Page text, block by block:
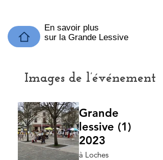
En savoir plus
sur la Grande Lessive
Images de l’événement
Grande
lessive (1)
2023
à Loches